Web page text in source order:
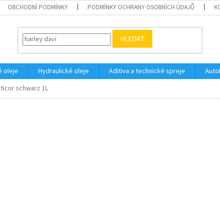
OBCHODNÍ PODMÍNKY PODMÍNKY OCHRANY OSOBNÍCH ÚDAJŮ
HLEDAT
oleje Hydraulické oleje Aditiva a technické spreje
schwarz 1L